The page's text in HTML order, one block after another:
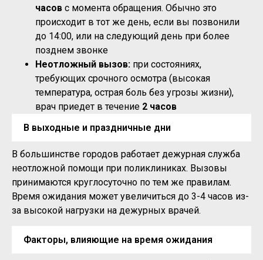
часов с момента обращения. Обычно это
происходит в тот же день, если вы позвонили
до 14:00, или на следующий день при более
позднем звонке
Неотложный вызов: при состояниях,
требующих срочного осмотра (высокая
температура, острая боль без угрозы жизни),
врач приедет в течение 2 часов
В выходные и праздничные дни
В большинстве городов работает дежурная служба
неотложной помощи при поликлиниках. Вызовы
принимаются круглосуточно по тем же правилам.
Время ожидания может увеличиться до 3-4 часов из-
за высокой нагрузки на дежурных врачей.
Факторы, влияющие на время ожидания